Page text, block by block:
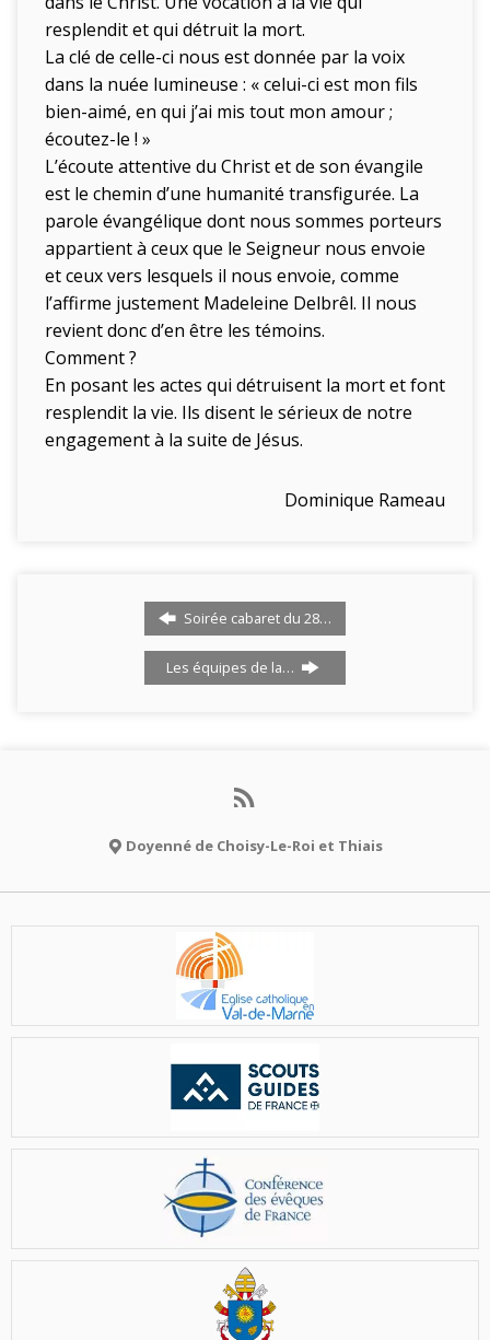
resplendit et qui détruit la mort.
La clé de celle-ci nous est donnée par la voix
dans la nuée lumineuse : « celui-ci est mon fils
bien-aimé, en qui j’ai mis tout mon amour ;
écoutez-le ! »
L’écoute attentive du Christ et de son évangile
est le chemin d’une humanité transfigurée. La
parole évangélique dont nous sommes porteurs
appartient à ceux que le Seigneur nous envoie
et ceux vers lesquels il nous envoie, comme
l’affirme justement Madeleine Delbrêl. Il nous
revient donc d’en être les témoins.
Comment ?
En posant les actes qui détruisent la mort et font
resplendit la vie. Ils disent le sérieux de notre
engagement à la suite de Jésus.
Dominique Rameau
Soirée cabaret du 28…
Les équipes de la…
Doyenné de Choisy-Le-Roi et Thiais